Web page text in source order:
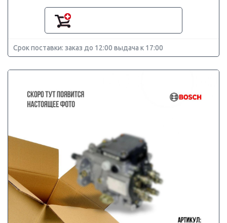
Срок поставки: заказ до 12:00 выдача к 17:00